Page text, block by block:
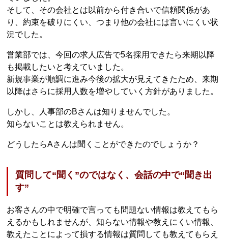
そして、その会社とは以前から付き合いで信頼関係があ
り、約束を破りにくい、つまり他の会社には言いにくい状
況でした。
営業部では、今回の求人広告で5名採用できたら来期以降
も掲載したいと考えていました。
新規事業が順調に進み今後の拡大が見えてきたため、来期
以降はさらに採用人数を増やしていく方針がありました。
しかし、人事部のBさんは知りませんでした。
知らないことは教えられません。
どうしたらAさんは聞くことができたのでしょうか？
質問して“聞く”のではなく、会話の中で“聞き出
す”
お客さんの中で明確で言っても問題ない情報は教えてもら
えるかもしれませんが、知らない情報や教えにくい情報、
教えたことによって損する情報は質問しても教えてもらえ